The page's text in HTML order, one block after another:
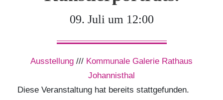
09. Juli um 12:00
Ausstellung /// Kommunale Galerie Rathaus
Johannisthal
Diese Veranstaltung hat bereits stattgefunden.